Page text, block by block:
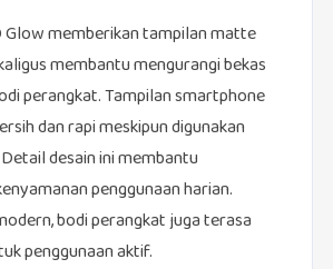
Glow memberikan tampilan matte
membantu mengurangi bekas
perangkat. Tampilan smartphone
dan rapi meskipun digunakan
desain ini membantu
penggunaan harian.
bodi perangkat juga terasa
penggunaan aktif.